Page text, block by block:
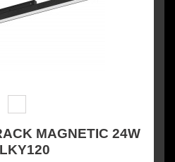
MAGNETIC 24W